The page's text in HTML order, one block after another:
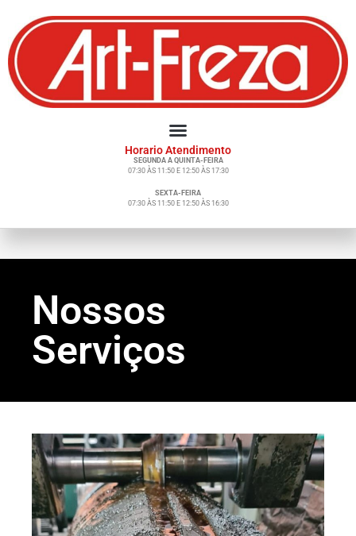
Horario Atendimento
SEGUNDA A QUINTA-FEIRA
07:30 ÀS 11:50 E 12:50 ÀS 17:30
SEXTA-FEIRA
07:30 ÀS 11:50 E 12:50 ÀS 16:30
Nossos
Serviços